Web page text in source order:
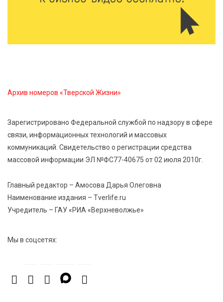
На Петербургском марафоне «Пушкин — Петербург»
появится новая беговая трасса для
профессиональных спортсменов
От звёздочек к чемпионам: в Твери отметили
заслуги тренеров и атлетов
абитуриентов в 2026 году
Архив номеров «Тверской Жизни»
Зарегистрировано Федеральной службой по надзору в сфере
связи, информационных технологий и массовых
коммуникаций. Свидетельство о регистрации средства
массовой информации ЭЛ №ФС77-40675 от 02 июля 2010г.
Главный редактор – Амосова Дарья Олеговна
Наименование издания – Tverlife.ru
Учредитель – ГАУ «РИА «Верхневолжье»
Мы в соцсетях: